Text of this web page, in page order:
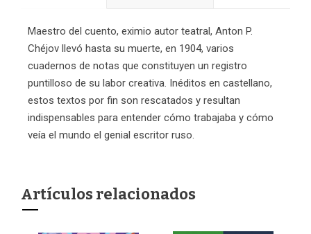
Maestro del cuento, eximio autor teatral, Anton P.
Chéjov llevó hasta su muerte, en 1904, varios
cuadernos de notas que constituyen un registro
puntilloso de su labor creativa. Inéditos en castellano,
estos textos por fin son rescatados y resultan
indispensables para entender cómo trabajaba y cómo
veía el mundo el genial escritor ruso.
Artículos relacionados